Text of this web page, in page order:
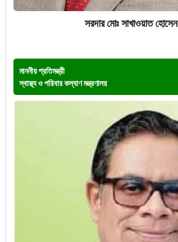
সরদার মোঃ সাখাওয়াত হোসেন
মাননীয় প্রতিমন্ত্রী
স্বাস্থ্য ও পরিবার কল্যাণ মন্ত্রণালয়